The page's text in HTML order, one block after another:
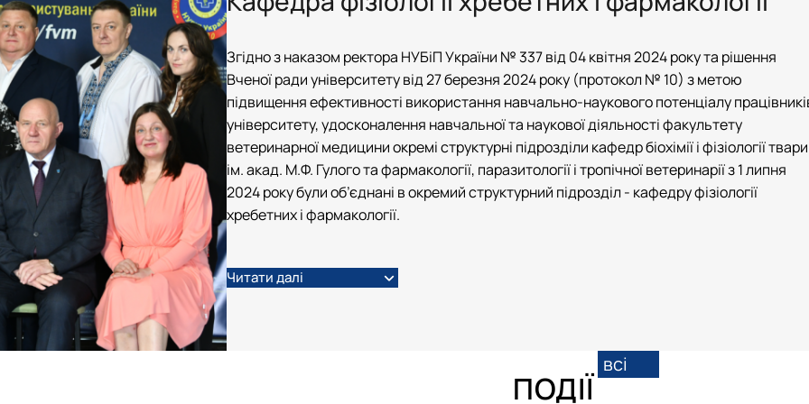
Звіти
Гуртківці
Відомі постаті
Фотогалерея
План роботи
Звіти
Гуртківці
Фотоматеріали
Звіти
Час проведення занять
Гуртківці
Положення про гурток
Фотогалерея
Звіти
Час проведення занять
Гуртківці
Положення про гурток
Фотогалерея
Згідно з наказом ректора НУБіП України № 337 від 04 квітня 2024 року та рішення
Вченої ради університету від 27 березня 2024 року (протокол № 10) з метою
підвищення ефективності використання навчально-наукового потенціалу
університету, удосконалення навчальної та наукової діяльності факультету
ветеринарної медицини окремі структурні підрозділи кафедр біохімії і фізіології
ім. акад. М.Ф. Гулого та фармакології, паразитології і тропічної ветеринарії з 1 липня
2024 року були об’єднані в окремий структурний підрозділ - кафедру фізіології
хребетних і фармакології.
Читати далі
ПОДІЇ
всі